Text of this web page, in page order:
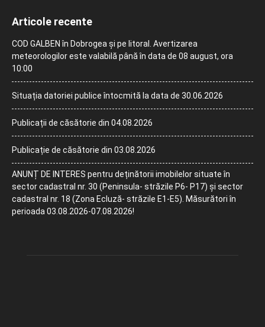
Articole recente
COD GALBEN în Dobrogea și pe litoral. Avertizarea
meteorologilor este valabilă până în data de 08 august, ora
10:00
Situația datoriei publice întocmită la data de 30.06.2026
Publicații de căsătorie din 04.08.2026
Publicație de căsătorie din 03.08.2026
ANUNȚ DE INTERES pentru deținătorii imobilelor situate în
sector cadastral nr. 30 (Peninsula- străzile P6- P17) și sector
cadastral nr. 18 (Zona Ecluză- străzile E1-E5). Măsurători în
perioada 03.08.2026-07.08.2026!